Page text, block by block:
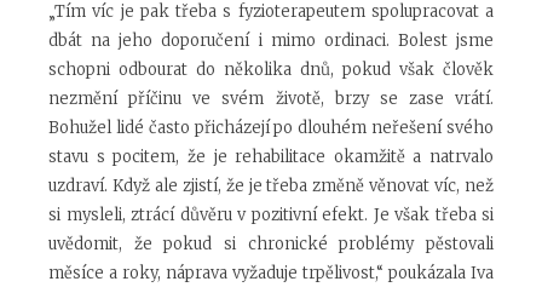
„Tím víc je pak třeba s fyzioterapeutem spolupracovat a
dbát na jeho doporučení i mimo ordinaci. Bolest jsme
schopni odbourat do několika dnů, pokud však člověk
nezmění příčinu ve svém životě, brzy se zase vrátí.
Bohužel lidé často přicházejí po dlouhém neřešení svého
stavu s pocitem, že je rehabilitace okamžitě a natrvalo
uzdraví. Když ale zjistí, že je třeba změně věnovat víc, než
si mysleli, ztrácí důvěru v pozitivní efekt. Je však třeba si
uvědomit, že pokud si chronické problémy pěstovali
měsíce a roky, náprava vyžaduje trpělivost,“ poukázala Iva